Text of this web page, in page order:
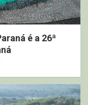
é a 26ª